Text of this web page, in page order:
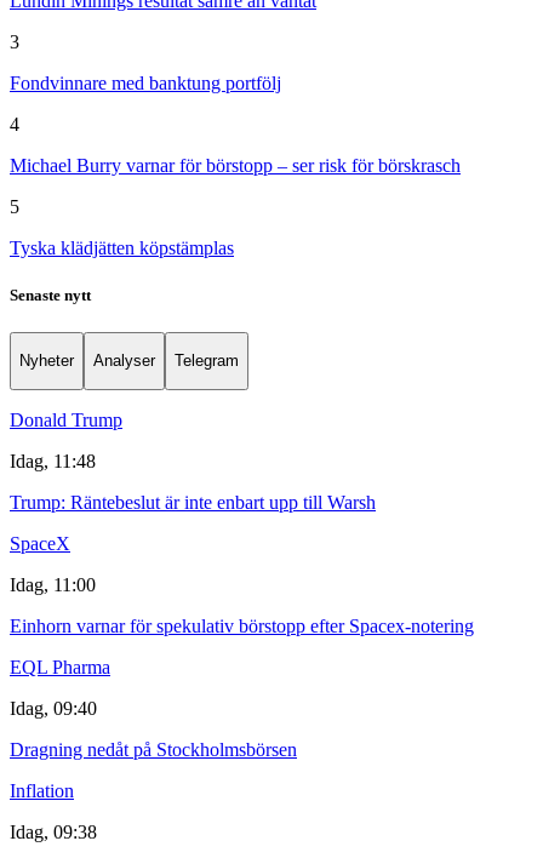
3
Fondvinnare med banktung portfölj
4
Michael Burry varnar för börstopp – ser risk för börskrasch
5
Tyska klädjätten köpstämplas
Senaste nytt
Nyheter Analyser Telegram
Donald Trump
Idag, 11:48
Trump: Räntebeslut är inte enbart upp till Warsh
SpaceX
Idag, 11:00
Einhorn varnar för spekulativ börstopp efter Spacex-notering
EQL Pharma
Idag, 09:40
Dragning nedåt på Stockholmsbörsen
Inflation
Idag, 09:38